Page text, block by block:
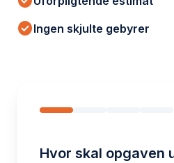
check_circleIngen skjulte gebyrer
Hvor skal opgaven